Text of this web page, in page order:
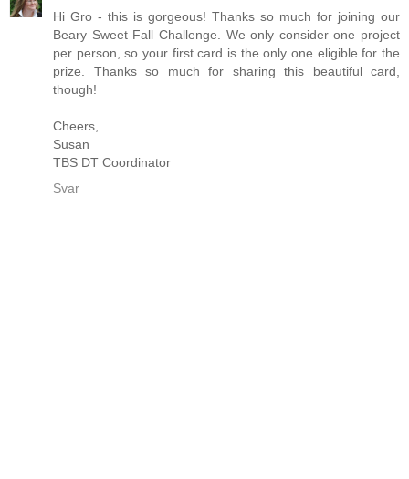
Hi Gro - this is gorgeous! Thanks so much for joining our
Beary Sweet Fall Challenge. We only consider one project
per person, so your first card is the only one eligible for the
prize. Thanks so much for sharing this beautiful card,
though!
Cheers,
Susan
TBS DT Coordinator
Svar